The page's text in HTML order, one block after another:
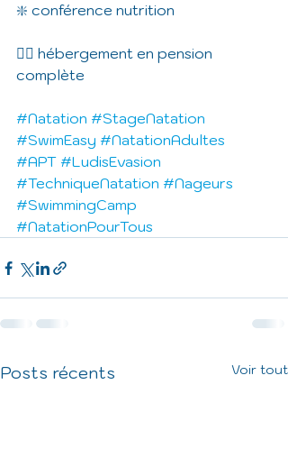
❇️ conférence nutrition
🏊‍♂️ hébergement en pension
complète
#Natation #StageNatation
#SwimEasy #NatationAdultes
#APT #LudisEvasion
#TechniqueNatation #Nageurs
#SwimmingCamp
#NatationPourTous
Posts récents Voir tout